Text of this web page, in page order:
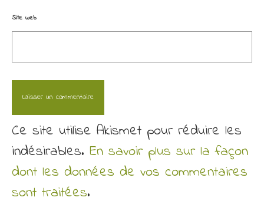
Site web
Ce site utilise Akismet pour réduire les
indésirables. En savoir plus sur la façon
dont les données de vos commentaires
sont traitées.